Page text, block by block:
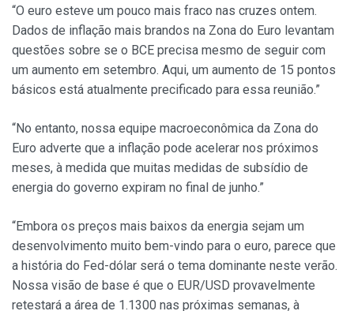
“O euro esteve um pouco mais fraco nas cruzes ontem.
Dados de inflação mais brandos na Zona do Euro levantam
questões sobre se o BCE precisa mesmo de seguir com
um aumento em setembro. Aqui, um aumento de 15 pontos
básicos está atualmente precificado para essa reunião.”
“No entanto, nossa equipe macroeconômica da Zona do
Euro adverte que a inflação pode acelerar nos próximos
meses, à medida que muitas medidas de subsídio de
energia do governo expiram no final de junho.”
“Embora os preços mais baixos da energia sejam um
desenvolvimento muito bem-vindo para o euro, parece que
a história do Fed-dólar será o tema dominante neste verão.
Nossa visão de base é que o EUR/USD provavelmente
retestará a área de 1.1300 nas próximas semanas, à